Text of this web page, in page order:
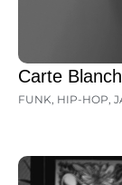
Carte
FUNK, HIP-HOP,